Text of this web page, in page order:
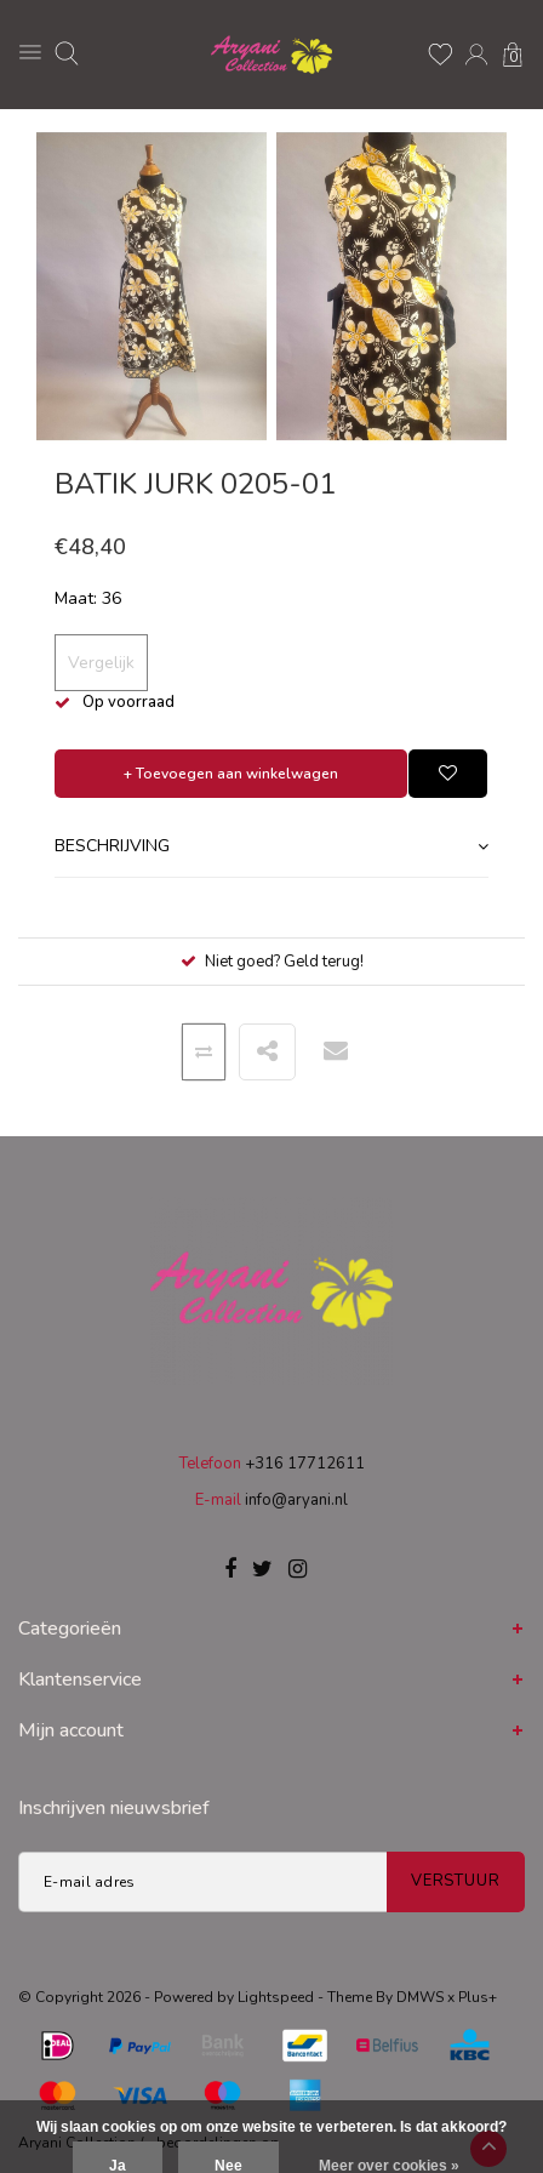
0
BATIK JURK 0205-01
€48,40
Maat: 36
Vergelijk
Op voorraad
+ Toevoegen aan winkelwagen
BESCHRIJVING
Niet goed? Geld terug!
Telefoon +316 17712611
E-mail info@aryani.nl
Categorieën
Klantenservice
Mijn account
Inschrijven nieuwsbrief
VERSTUUR
© Copyright 2026 - Powered by Lightspeed - Theme By DMWSx Plus+
Aryani Collection/-beoordelingen op
Wij slaan cookies op om onze website te verbeteren. Is dat akkoord?
Ja Nee Meer over cookies »